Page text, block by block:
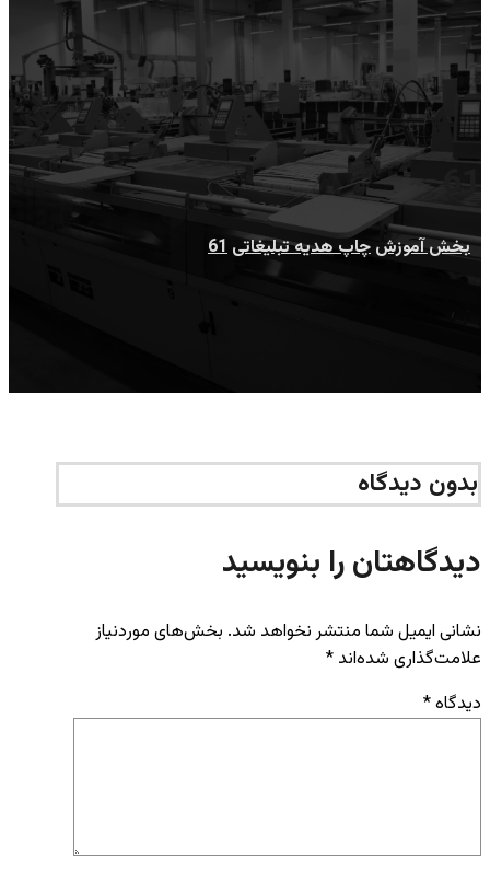
بخش آموزش چاپ هدیه تبلیغاتی 61
بدون دیدگاه
دیدگاهتان را بنویسید
نشانی ایمیل شما منتشر نخواهد شد. بخش‌های موردنیاز
علامت‌گذاری شده‌اند *
دیدگاه*